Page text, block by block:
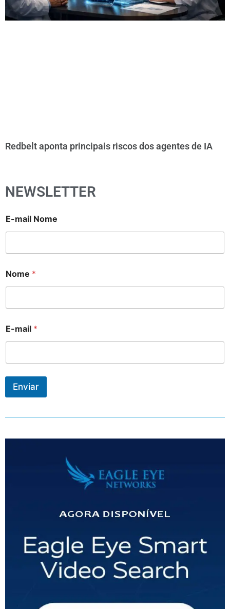
Redbelt aponta principais riscos dos agentes de IA
NEWSLETTER
E-mail Nome
Nome *
E-mail *
Enviar